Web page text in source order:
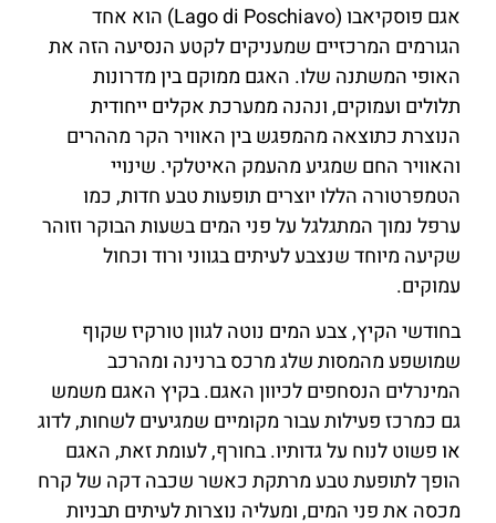
אגם פוסקיאבו (Lago di Poschiavo) הוא אחד
הגורמים המרכזיים שמעניקים לקטע הנסיעה הזה את
האופי המשתנה שלו. האגם ממוקם בין מדרונות
תלולים ועמוקים, ונהנה ממערכת אקלים ייחודית
הנוצרת כתוצאה מהמפגש בין האוויר הקר מההרים
והאוויר החם שמגיע מהעמק האיטלקי. שינויי
הטמפרטורה הללו יוצרים תופעות טבע חדות, כמו
ערפל נמוך המתגלגל על פני המים בשעות הבוקר וזוהר
שקיעה מיוחד שנצבע לעיתים בגווני ורוד וכחול
עמוקים.
בחודשי הקיץ, צבע המים נוטה לגוון טורקיז שקוף
שמושפע מהמסות שלג מרכס ברנינה ומהרכב
המינרלים הנסחפים לכיוון האגם. בקיץ האגם משמש
גם כמרכז פעילות עבור מקומיים שמגיעים לשחות, לדוג
או פשוט לנוח על גדותיו. בחורף, לעומת זאת, האגם
הופך לתופעת טבע מרתקת כאשר שכבה דקה של קרח
מכסה את פני המים, ומעליה נוצרות לעיתים תבניות